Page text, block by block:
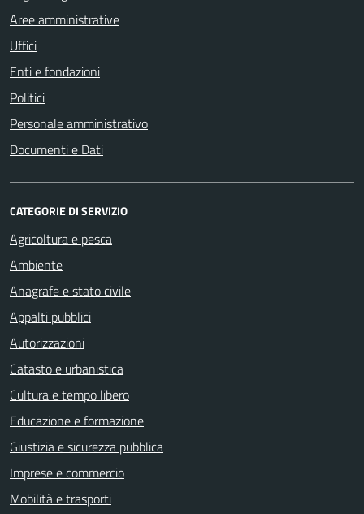
Aree amministrative
Uffici
Enti e fondazioni
Politici
Personale amministrativo
Documenti e Dati
CATEGORIE DI SERVIZIO
Agricoltura e pesca
Ambiente
Anagrafe e stato civile
Appalti pubblici
Autorizzazioni
Catasto e urbanistica
Cultura e tempo libero
Educazione e formazione
Giustizia e sicurezza pubblica
Imprese e commercio
Mobilità e trasporti